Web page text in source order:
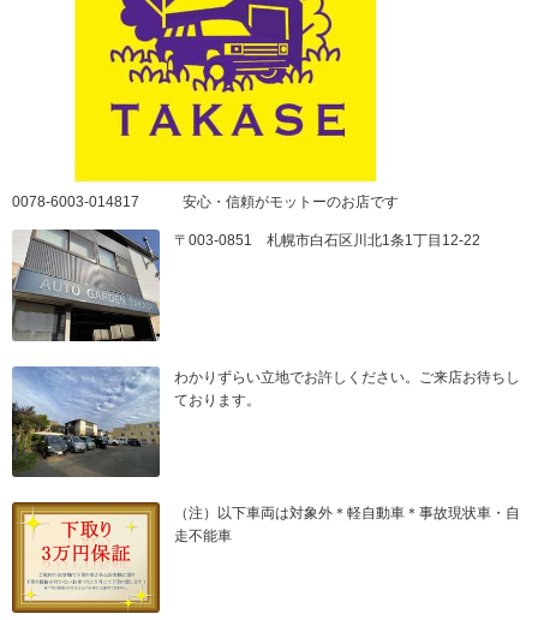
0078-6003-014817 安心・信頼がモットーのお店です
〒003-0851 札幌市白石区川北1条1丁目12-22
わかりずらい立地でお許しください。ご来店お待ちし
ております。
（注）以下車両は対象外＊軽自動車＊事故現状車・自
走不能車